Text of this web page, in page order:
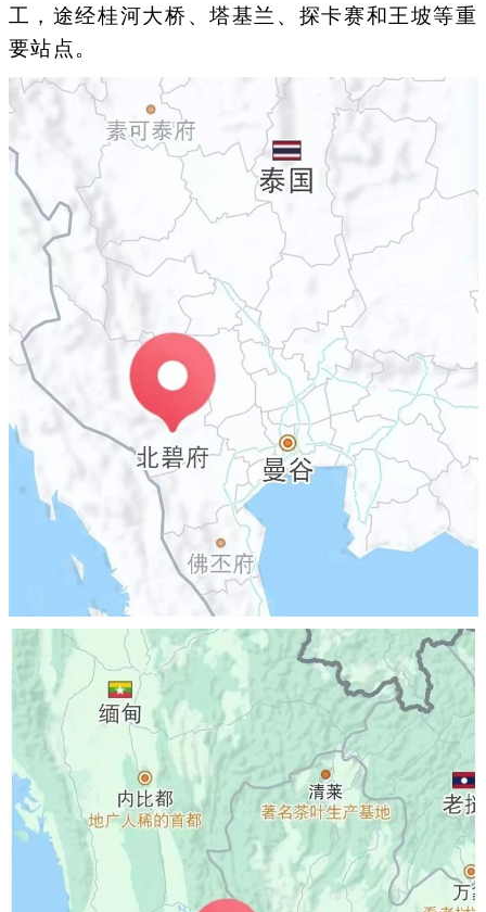
工，途经桂河大桥、塔基兰、探卡赛和王坡等重
要站点。